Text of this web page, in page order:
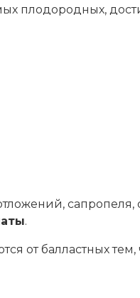
плодородных,
.
от балластных